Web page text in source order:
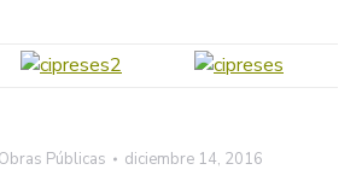
Obras Públicas diciembre 14, 2016